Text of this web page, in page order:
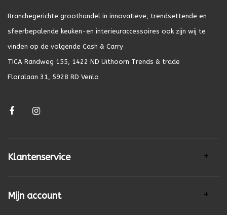
Branchegerichte groothandel in innovatieve, trendsettende en
sfeerbepalende keuken-en interieuraccessoires ook zijn wij te
vinden op de volgende Cash & Carry
TICA Randweg 155, 1422 ND Uithoorn Trends & trade
Floralaan 31, 5928 RD Venlo
Klantenservice
Mijn account